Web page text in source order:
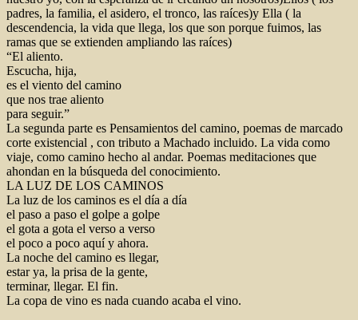
padres, la familia, el asidero, el tronco, las raíces)y Ella ( la
descendencia, la vida que llega, los que son porque fuimos, las
ramas que se extienden ampliando las raíces)
“El aliento.
Escucha, hija,
es el viento del camino
que nos trae aliento
para seguir.”
La segunda parte es Pensamientos del camino, poemas de marcado
corte existencial , con tributo a Machado incluido. La vida como
viaje, como camino hecho al andar. Poemas meditaciones que
ahondan en la búsqueda del conocimiento.
LA LUZ DE LOS CAMINOS
La luz de los caminos es el día a día
el paso a paso el golpe a golpe
el gota a gota el verso a verso
el poco a poco aquí y ahora.
La noche del camino es llegar,
estar ya, la prisa de la gente,
terminar, llegar. El fin.
La copa de vino es nada cuando acaba el vino.